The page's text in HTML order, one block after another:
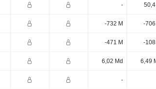
- 50,4
-732 M -706
-471 M -108
6,02 Md 6,49
-